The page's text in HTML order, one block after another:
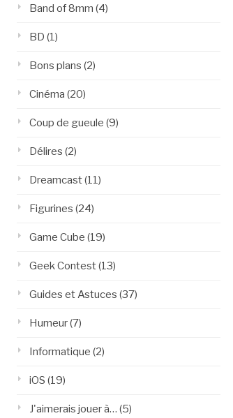
Band of 8mm (4)
BD (1)
Bons plans (2)
Cinéma (20)
Coup de gueule (9)
Délires (2)
Dreamcast(11)
Figurines (24)
Game Cube (19)
Geek Contest(13)
Guides et Astuces (37)
Humeur(7)
Informatique (2)
iOS (19)
J'aimerais jouer à… (5)